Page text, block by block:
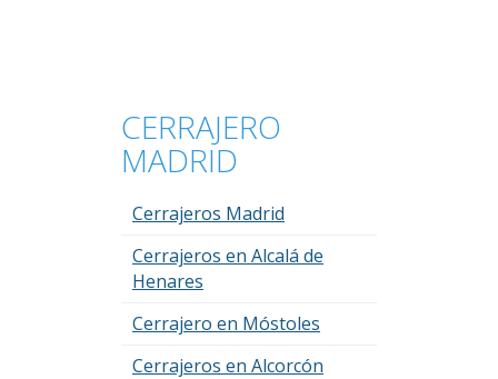
CERRAJERO
MADRID
Cerrajeros Madrid
Cerrajeros en Alcalá de
Henares
Cerrajero en Móstoles
Cerrajeros en Alcorcón